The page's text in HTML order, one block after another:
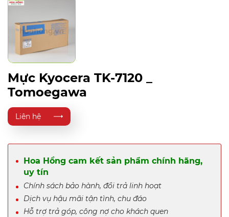
Mực Kyocera TK-7120 _
Tomoegawa
Liên hệ
Hoa Hồng cam kết sản phẩm chính hãng,
uy tín
Chính sách bảo hành, đổi trả linh hoạt
Dịch vụ hậu mãi tận tình, chu đáo
Hỗ trợ trả góp, công nợ cho khách quen